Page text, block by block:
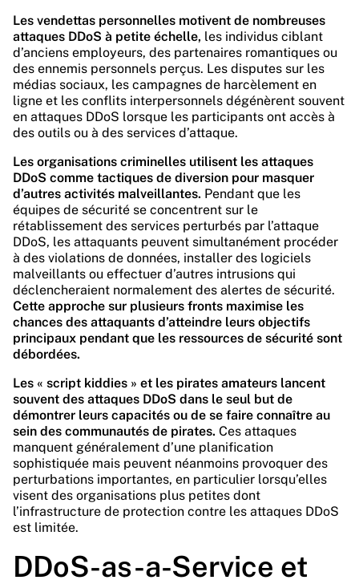
Les vendettas personnelles motivent de nombreuses
attaques DDoS à petite échelle, les individus ciblant
d’anciens employeurs, des partenaires romantiques ou
des ennemis personnels perçus. Les disputes sur les
médias sociaux, les campagnes de harcèlement en
ligne et les conflits interpersonnels dégénèrent souvent
en attaques DDoS lorsque les participants ont accès à
des outils ou à des services d’attaque.
Les organisations criminelles utilisent les attaques
DDoS comme tactiques de diversion pour masquer
d’autres activités malveillantes. Pendant que les
équipes de sécurité se concentrent sur le
rétablissement des services perturbés par l’attaque
DDoS, les attaquants peuvent simultanément procéder
à des violations de données, installer des logiciels
malveillants ou effectuer d’autres intrusions qui
déclencheraient normalement des alertes de sécurité.
Cette approche sur plusieurs fronts maximise les
chances des attaquants d’atteindre leurs objectifs
principaux pendant que les ressources de sécurité sont
débordées.
Les « script kiddies » et les pirates amateurs lancent
souvent des attaques DDoS dans le seul but de
démontrer leurs capacités ou de se faire connaître au
sein des communautés de pirates. Ces attaques
manquent généralement d’une planification
sophistiquée mais peuvent néanmoins provoquer des
perturbations importantes, en particulier lorsqu’elles
visent des organisations plus petites dont
l’infrastructure de protection contre les attaques DDoS
est limitée.
DDoS-as-a-Service et